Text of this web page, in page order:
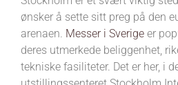
ønsker å sette sitt preg på den
arenaen. Messer i Sverige er
deres utmerkede beliggenhet,
tekniske fasiliteter. Det er her, i